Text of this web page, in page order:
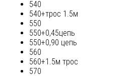
540
540+трос 1.5м
550
550+0,45цепь
550+0,90 цепь
560
560+1.5м трос
570